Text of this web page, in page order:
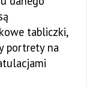
tabliczki,
portrety na